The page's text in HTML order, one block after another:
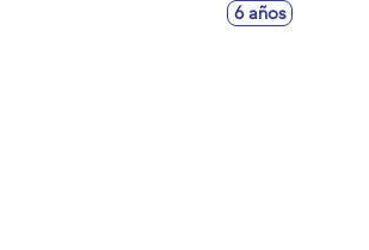
6 años